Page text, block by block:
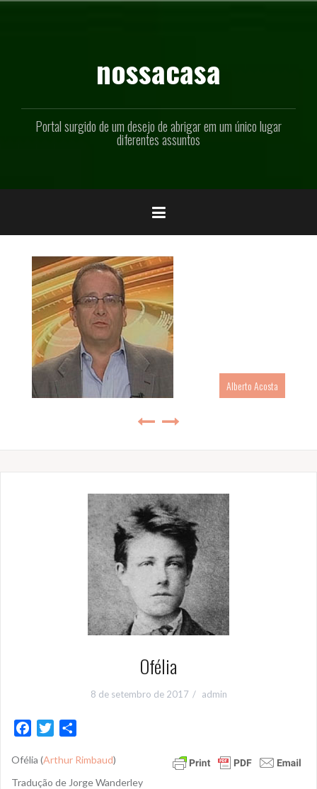
nossacasa
Portal surgido de um desejo de abrigar em um único lugar
diferentes assuntos
Alberto Acosta
Ofélia
8 de setembro de 2017 admin
c
e
i
t
a
r
Ofélia (Arthur Rimbaud)
Tradução de Jorge Wanderley